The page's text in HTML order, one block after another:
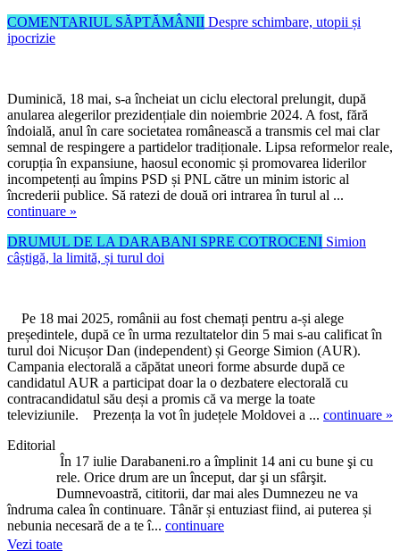
COMENTARIUL SĂPTĂMÂNII Despre schimbare, utopii și
ipocrizie
Duminică, 18 mai, s-a încheiat un ciclu electoral prelungit, după
anularea alegerilor prezidențiale din noiembrie 2024. A fost, fără
îndoială, anul în care societatea românească a transmis cel mai clar
semnal de respingere a partidelor tradiționale. Lipsa reformelor reale,
corupția în expansiune, haosul economic și promovarea liderilor
incompetenți au împins PSD și PNL către un minim istoric al
încrederii publice. Să ratezi de două ori intrarea în turul al ...
continuare »
DRUMUL DE LA DARABANI SPRE COTROCENI Simion
câștigă, la limită, și turul doi
Pe 18 mai 2025, românii au fost chemați pentru a-și alege
președintele, după ce în urma rezultatelor din 5 mai s-au calificat în
turul doi Nicușor Dan (independent) și George Simion (AUR).
Campania electorală a căpătat uneori forme absurde după ce
candidatul AUR a participat doar la o dezbatere electorală cu
contracandidatul său deși a promis că va merge la toate
televiziunile. Prezența la vot în județele Moldovei a ... continuare »
Editorial
În 17 iulie Darabaneni.ro a împlinit 14 ani cu bune şi cu
rele. Orice drum are un început, dar şi un sfârşit.
Dumnevoastră, cititorii, dar mai ales Dumnezeu ne va
îndruma calea în continuare. Tânăr și entuziast fiind, ai puterea și
nebunia necesară de a te î... continuare
Vezi toate